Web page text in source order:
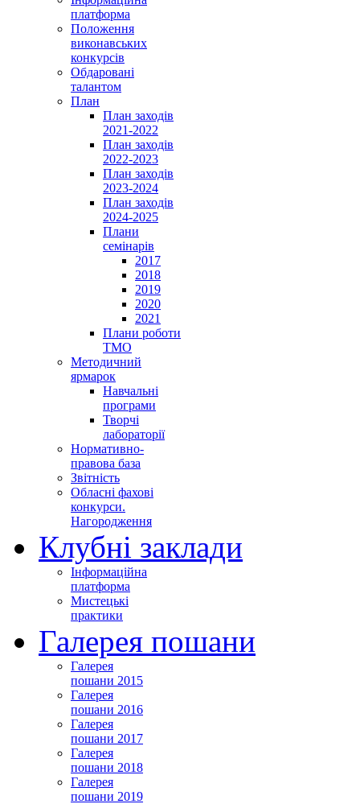
платформа
Положення
виконавських
конкурсів
Обдаровані
талантом
План
План заходів
2021-2022
План заходів
2022-2023
План заходів
2023-2024
План заходів
2024-2025
Плани
семінарів
2017
2018
2019
2020
2021
Плани роботи
ТМО
Методичний
ярмарок
Навчальні
програми
Творчі
лабораторії
Нормативно-
правова база
Звітність
Обласні фахові
конкурси.
Нагородження
Клубні заклади
Інформаційна
платформа
Мистецькі
практики
Галерея пошани
Галерея
пошани 2015
Галерея
пошани 2016
Галерея
пошани 2017
Галерея
пошани 2018
Галерея
пошани 2019